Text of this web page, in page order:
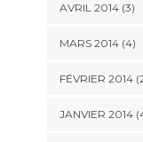
AVRIL 2014(3)
MARS 2014(4)
FÉVRIER 2014
JANVIER 2014